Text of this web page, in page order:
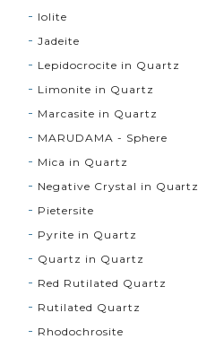
Iolite
Jadeite
Lepidocrocite in Quartz
Limonite in Quartz
Marcasite in Quartz
MARUDAMA - Sphere
Mica in Quartz
Negative Crystal in Quartz
Pietersite
Pyrite in Quartz
Quartz in Quartz
Red Rutilated Quartz
Rutilated Quartz
Rhodochrosite